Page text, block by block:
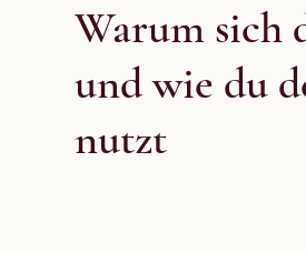
Warum sich
und wie du
nutzt